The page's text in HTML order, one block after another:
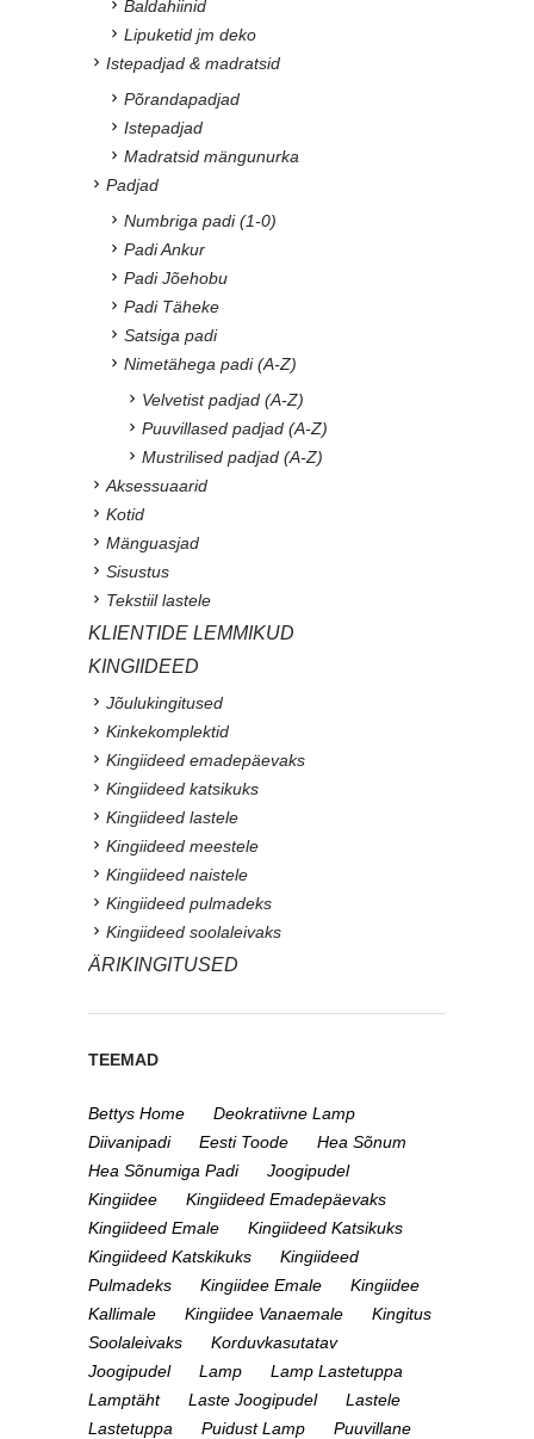
Baldahiinid
Lipuketid jm deko
Istepadjad & madratsid
Põrandapadjad
Istepadjad
Madratsid mängunurka
Padjad
Numbriga padi (1-0)
Padi Ankur
Padi Jõehobu
Padi Täheke
Satsiga padi
Nimetähega padi (A-Z)
Velvetist padjad (A-Z)
Puuvillased padjad (A-Z)
Mustrilised padjad (A-Z)
Aksessuaarid
Kotid
Mänguasjad
Sisustus
Tekstiil lastele
KLIENTIDE LEMMIKUD
KINGIIDEED
Jõulukingitused
Kinkekomplektid
Kingiideed emadepäevaks
Kingiideed katsikuks
Kingiideed lastele
Kingiideed meestele
Kingiideed naistele
Kingiideed pulmadeks
Kingiideed soolaleivaks
ÄRIKINGITUSED
TEEMAD
Bettys Home
Deokratiivne Lamp
Diivanipadi
Eesti Toode
Hea Sõnum
Hea Sõnumiga Padi
Joogipudel
Kingiidee
Kingiideed Emadepäevaks
Kingiideed Emale
Kingiideed Katsikuks
Kingiideed Katskikuks
Kingiideed
Pulmadeks
Kingiidee Emale
Kingiidee
Kallimale
Kingiidee Vanaemale
Kingitus
Soolaleivaks
Korduvkasutatav
Joogipudel
Lamp
Lamp Lastetuppa
Lamptäht
Laste Joogipudel
Lastele
Lastetuppa
Puidust Lamp
Puuvillane